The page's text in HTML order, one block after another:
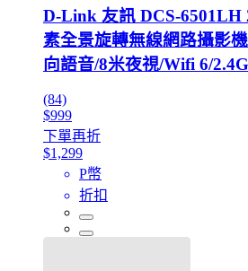
D-Link 友訊 DCS-6501LH
素全景旋轉無線網路攝影
向語音/8米夜視/Wifi 6/
(84)
$999
下單再折
$1,299
P幣
折扣